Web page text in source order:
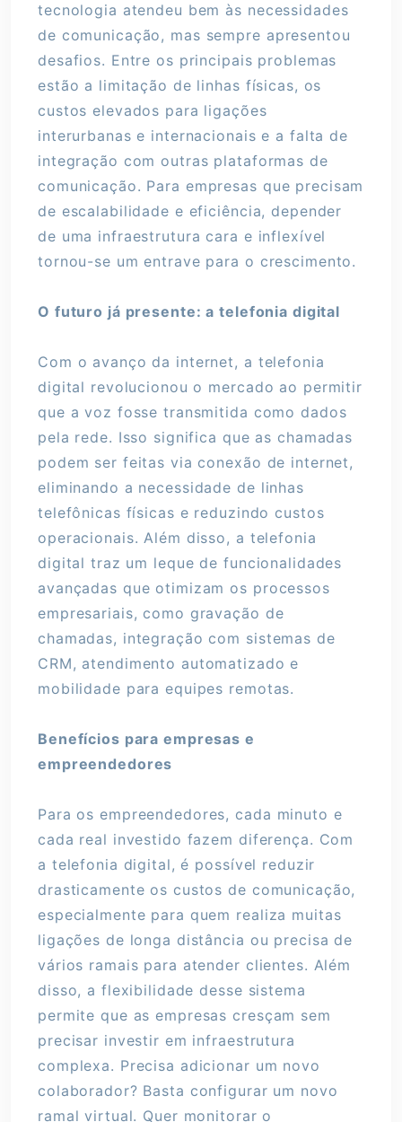
tecnologia atendeu bem às necessidades
de comunicação, mas sempre apresentou
desafios. Entre os principais problemas
estão a limitação de linhas físicas, os
custos elevados para ligações
interurbanas e internacionais e a falta de
integração com outras plataformas de
comunicação. Para empresas que precisam
de escalabilidade e eficiência, depender
de uma infraestrutura cara e inflexível
tornou-se um entrave para o crescimento.
O futuro já presente: a telefonia digital
Com o avanço da internet, a telefonia
digital revolucionou o mercado ao permitir
que a voz fosse transmitida como dados
pela rede. Isso significa que as chamadas
podem ser feitas via conexão de internet,
eliminando a necessidade de linhas
telefônicas físicas e reduzindo custos
operacionais. Além disso, a telefonia
digital traz um leque de funcionalidades
avançadas que otimizam os processos
empresariais, como gravação de
chamadas, integração com sistemas de
CRM, atendimento automatizado e
mobilidade para equipes remotas.
Benefícios para empresas e
empreendedores
Para os empreendedores, cada minuto e
cada real investido fazem diferença. Com
a telefonia digital, é possível reduzir
drasticamente os custos de comunicação,
especialmente para quem realiza muitas
ligações de longa distância ou precisa de
vários ramais para atender clientes. Além
disso, a flexibilidade desse sistema
permite que as empresas cresçam sem
precisar investir em infraestrutura
complexa. Precisa adicionar um novo
colaborador? Basta configurar um novo
ramal virtual. Quer monitorar o